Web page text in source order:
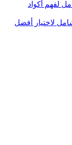
لفهم أكواد
لاختيار أفضل